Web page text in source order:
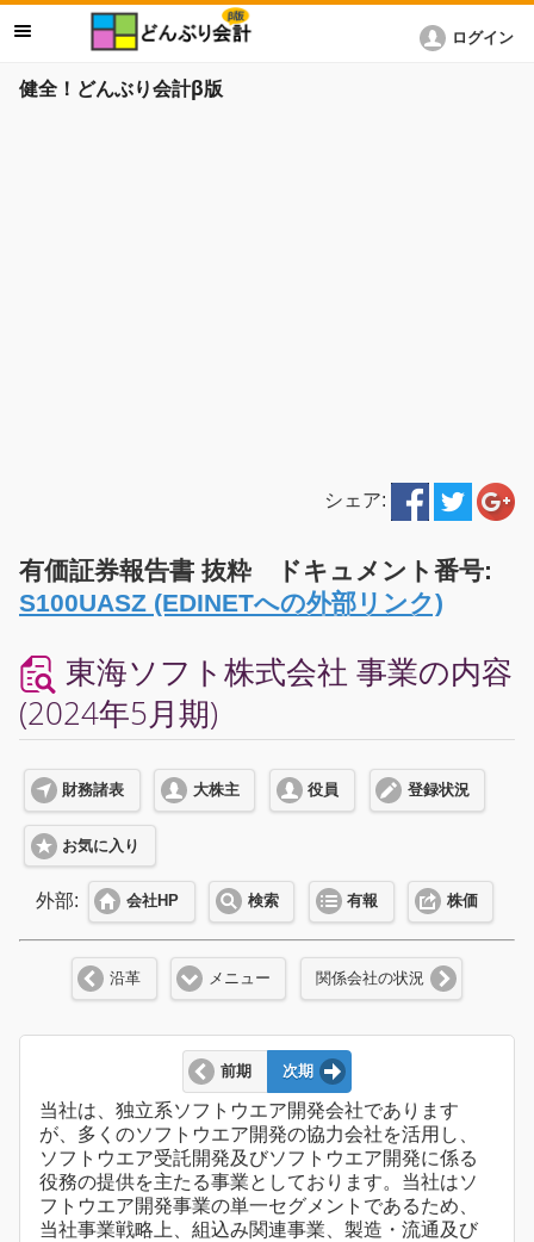
健全！どんぶり会計β版
ログイン
シェア:
有価証券報告書 抜粋 ドキュメント番号:
S100UASZ (EDINETへの外部リンク)
東海ソフト株式会社 事業の内容
(2024年5月期)
財務諸表 大株主 役員 登録状況
お気に入り
外部: 会社HP 検索 有報 株価
沿革 メニュー 関係会社の状況
前期 次期
当社は、独立系ソフトウエア開発会社であります
が、多くのソフトウエア開発の協力会社を活用し、
ソフトウエア受託開発及びソフトウエア開発に係る
役務の提供を主たる事業としております。当社はソ
フトウエア開発事業の単一セグメントであるため、
当社事業戦略上、組込み関連事業、製造・流通及び